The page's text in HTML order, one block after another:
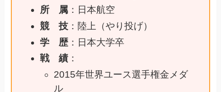
所 属：日本航空
競 技：陸上（やり投げ）
学 歴：日本大学卒
戦 績：
2015年世界ユース選手権金メダ
ル